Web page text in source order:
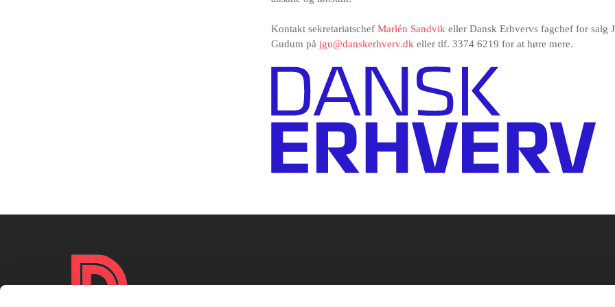
Kontakt sekretariatschef Marlén Sandvik eller Dansk Erhvervs fagchef for salg
Gudum på jgu@danskerhverv.dk eller tlf. 3374 6219 for at høre mere.